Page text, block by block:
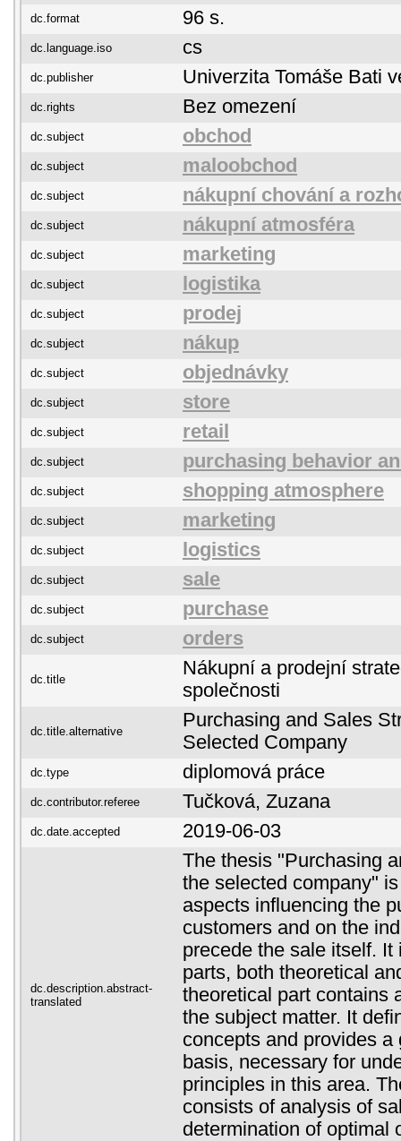
dc.format 96 s.
dc.language.iso cs
dc.publisher Univerzita Tomáše Bati
dc.rights Bez omezení
dc.subject obchod
dc.subject maloobchod
dc.subject nákupní chování a
dc.subject nákupní atmosféra
dc.subject marketing
dc.subject logistika
dc.subject prodej
dc.subject nákup
dc.subject objednávky
dc.subject store
dc.subject retail
dc.subject purchasing behavior
dc.subject shopping atmosphere
dc.subject marketing
dc.subject logistics
dc.subject sale
dc.subject purchase
dc.subject orders
dc.title
Nákupní a prodejní
společnosti
dc.title.alternative
Purchasing and Sales
Selected Company
dc.type diplomová práce
dc.contributor.referee Tučková, Zuzana
dc.date.accepted 2019-06-03
dc.description.abstract-
translated
The thesis "Purchasing
the selected company"
aspects influencing the
customers and on the
precede the sale itself.
parts, both theoretical
theoretical part contains
the subject matter. It
concepts and provides
basis, necessary for
principles in this area.
consists of analysis of
determination of optimal